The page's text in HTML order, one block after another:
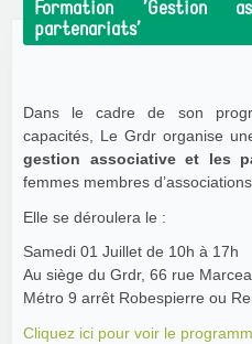
Formation ’Gestion
partenariats’
Dans le cadre de son
capacités, Le Grdr organise
gestion associative et les
femmes membres d’associations.
Elle se déroulera le :
Samedi 01 Juillet de 10h à 17h
Au siège du Grdr, 66 rue
Métro 9 arrêt Robespierre ou
Cliquez ici pour voir le